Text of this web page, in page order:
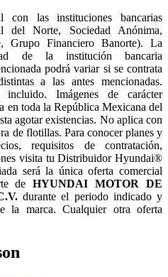
las instituciones bancarias
del Norte, Sociedad Anónima,
Grupo Financiero Banorte). La
de la institución bancaria
podrá variar si se contrata
a las antes mencionadas.
Imágenes de carácter
en toda la República Mexicana del
agotar existencias. No aplica con
de flotillas. Para conocer planes y
requisitos de contratación,
visita tu Distribuidor Hyundai®
será la única oferta comercial
deHYUNDAI MOTOR DE
durante el periodo indicado y
la marca. Cualquier otra oferta